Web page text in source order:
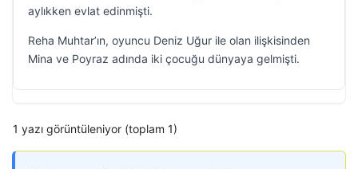
aylıkken evlat edinmişti.
Reha Muhtar’ın, oyuncu Deniz Uğur ile olan ilişkisinden
Mina ve Poyraz adında iki çocuğu dünyaya gelmişti.
1 yazı görüntüleniyor (toplam 1)